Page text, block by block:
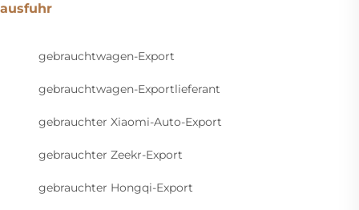
ausfuhr
gebrauchtwagen-Export
gebrauchtwagen-Exportlieferant
gebrauchter Xiaomi-Auto-Export
gebrauchter Zeekr-Export
gebrauchter Hongqi-Export